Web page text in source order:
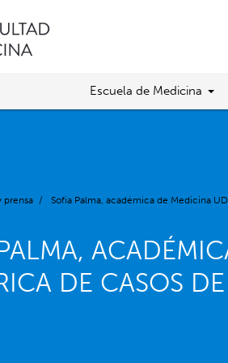
Escuela de Medicina
prensa / Sofía Palma, académica de Medicina
DE CASOS